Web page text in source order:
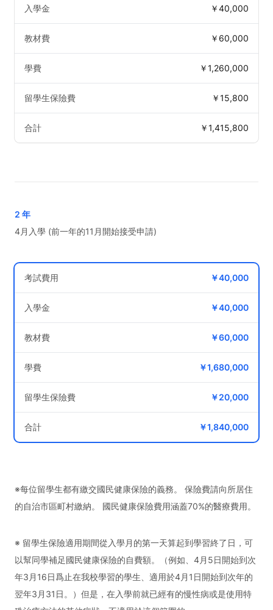
入學金 ￥40,000
教材費 ￥60,000
學費 ￥1,260,000
留學生保險費 ￥15,800
合計 ￥1,415,800
2 年
4月入學 (前一年的11月開始接受申請)
考試費用 ￥40,000
入學金 ￥40,000
教材費 ￥60,000
學費 ￥1,680,000
留學生保險費 ￥20,000
合計 ￥1,840,000
※每位留學生都有繳交國民健康保險的義務。 保險費請向所居住
的自治市區町村繳納。 國民健康保險費用涵蓋70%的醫療費用。
※ 留學生保險適用期間從入學月的第一天算起到學習終了日，可
以幫同學補足國民健康保險的自費額。（例如、4月5日開始到次
年3月16日爲止在我校學習的學生、適用於4月1日開始到次年的
翌年3月31日。）但是，在入學前就已經有的慢性病或是使用特